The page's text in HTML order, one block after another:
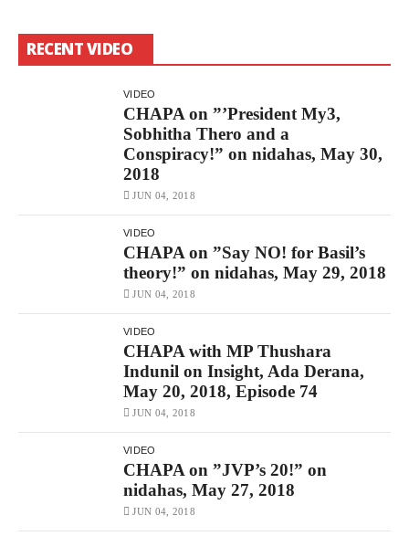
RECENT VIDEO
VIDEO
CHAPA on ”’President My3,
Sobhitha Thero and a
Conspiracy!” on nidahas, May 30,
2018
JUN 04, 2018
VIDEO
CHAPA on ”Say NO! for Basil’s
theory!” on nidahas, May 29, 2018
JUN 04, 2018
VIDEO
CHAPA with MP Thushara
Indunil on Insight, Ada Derana,
May 20, 2018, Episode 74
JUN 04, 2018
VIDEO
CHAPA on ”JVP’s 20!” on
nidahas, May 27, 2018
JUN 04, 2018